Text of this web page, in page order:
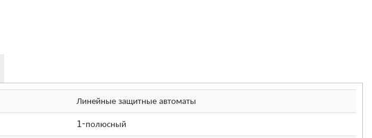
Линейные защитные автоматы
1-полюсный